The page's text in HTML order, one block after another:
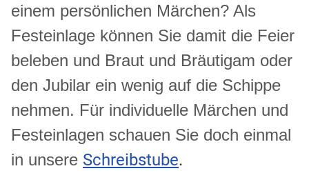
einem persönlichen Märchen? Als
Festeinlage können Sie damit die Feier
beleben und Braut und Bräutigam oder
den Jubilar ein wenig auf die Schippe
nehmen. Für individuelle Märchen und
Festeinlagen schauen Sie doch einmal
in unsere Schreibstube.